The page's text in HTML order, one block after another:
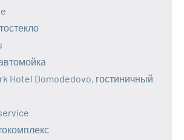
Hotel Domodedovo, гостиничный